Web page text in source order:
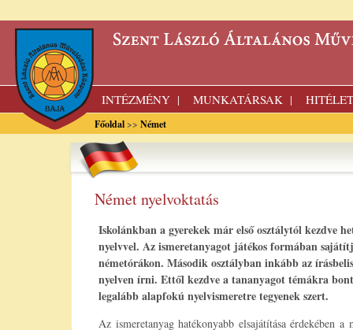
INTÉZMÉNY | MUNKATÁRSAK | HITÉLET
Főoldal>> Német
Német nyelvoktatás
Iskolánkban a gyerekek már első osztálytól kezdve
nyelvvel. Az ismeretanyagot játékos formában
németórákon. Második osztályban inkább az
nyelven írni. Ettől kezdve a tananyagot témákra
legalább alapfokú nyelvismeretre tegyenek szert.
Az ismeretanyag hatékonyabb elsajátítása érdekében